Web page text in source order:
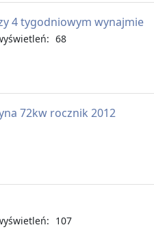
4 tygodniowym wynajmie
68
72kw rocznik 2012
107